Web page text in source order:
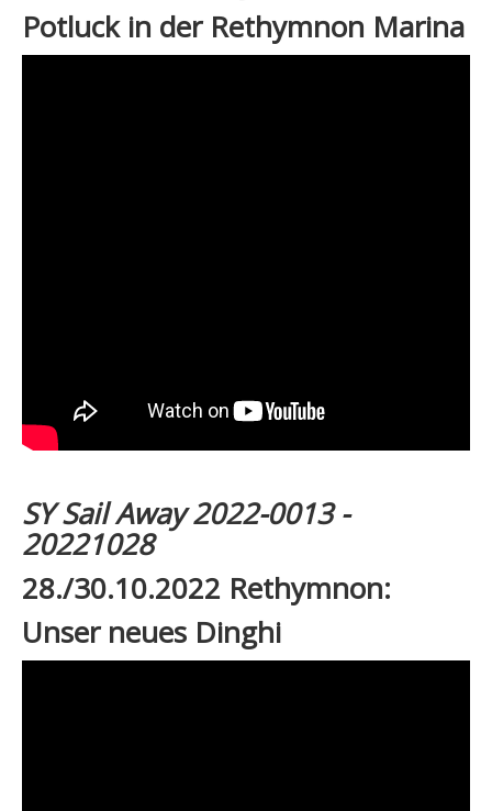
Potluck in der Rethymnon Marina
SY Sail Away 2022-0013 -
20221028
28./30.10.2022 Rethymnon:
Unser neues Dinghi